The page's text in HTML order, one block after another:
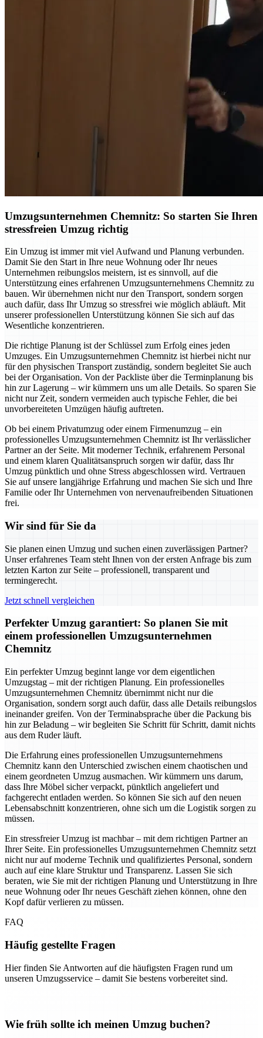
Umzugsunternehmen Chemnitz: So starten Sie Ihren
stressfreien Umzug richtig
Ein Umzug ist immer mit viel Aufwand und Planung verbunden.
Damit Sie den Start in Ihre neue Wohnung oder Ihr neues
Unternehmen reibungslos meistern, ist es sinnvoll, auf die
Unterstützung eines erfahrenen Umzugsunternehmens Chemnitz zu
bauen. Wir übernehmen nicht nur den Transport, sondern sorgen
auch dafür, dass Ihr Umzug so stressfrei wie möglich abläuft. Mit
unserer professionellen Unterstützung können Sie sich auf das
Wesentliche konzentrieren.
Die richtige Planung ist der Schlüssel zum Erfolg eines jeden
Umzuges. Ein Umzugsunternehmen Chemnitz ist hierbei nicht nur
für den physischen Transport zuständig, sondern begleitet Sie auch
bei der Organisation. Von der Packliste über die Terminplanung bis
hin zur Lagerung – wir kümmern uns um alle Details. So sparen Sie
nicht nur Zeit, sondern vermeiden auch typische Fehler, die bei
unvorbereiteten Umzügen häufig auftreten.
Ob bei einem Privatumzug oder einem Firmenumzug – ein
professionelles Umzugsunternehmen Chemnitz ist Ihr verlässlicher
Partner an der Seite. Mit moderner Technik, erfahrenem Personal
und einem klaren Qualitätsanspruch sorgen wir dafür, dass Ihr
Umzug pünktlich und ohne Stress abgeschlossen wird. Vertrauen
Sie auf unsere langjährige Erfahrung und machen Sie sich und Ihre
Familie oder Ihr Unternehmen von nervenaufreibenden Situationen
frei.
Wir sind für Sie da
Sie planen einen Umzug und suchen einen zuverlässigen Partner?
Unser erfahrenes Team steht Ihnen von der ersten Anfrage bis zum
letzten Karton zur Seite – professionell, transparent und
termingerecht.
Jetzt schnell vergleichen
Perfekter Umzug garantiert: So planen Sie mit
einem professionellen Umzugsunternehmen
Chemnitz
Ein perfekter Umzug beginnt lange vor dem eigentlichen
Umzugstag – mit der richtigen Planung. Ein professionelles
Umzugsunternehmen Chemnitz übernimmt nicht nur die
Organisation, sondern sorgt auch dafür, dass alle Details reibungslos
ineinander greifen. Von der Terminabsprache über die Packung bis
hin zur Beladung – wir begleiten Sie Schritt für Schritt, damit nichts
aus dem Ruder läuft.
Die Erfahrung eines professionellen Umzugsunternehmens
Chemnitz kann den Unterschied zwischen einem chaotischen und
einem geordneten Umzug ausmachen. Wir kümmern uns darum,
dass Ihre Möbel sicher verpackt, pünktlich angeliefert und
fachgerecht entladen werden. So können Sie sich auf den neuen
Lebensabschnitt konzentrieren, ohne sich um die Logistik sorgen zu
müssen.
Ein stressfreier Umzug ist machbar – mit dem richtigen Partner an
Ihrer Seite. Ein professionelles Umzugsunternehmen Chemnitz setzt
nicht nur auf moderne Technik und qualifiziertes Personal, sondern
auch auf eine klare Struktur und Transparenz. Lassen Sie sich
beraten, wie Sie mit der richtigen Planung und Unterstützung in Ihre
neue Wohnung oder Ihr neues Geschäft ziehen können, ohne den
Kopf dafür verlieren zu müssen.
FAQ
Häufig gestellte Fragen
Hier finden Sie Antworten auf die häufigsten Fragen rund um
unseren Umzugsservice – damit Sie bestens vorbereitet sind.
Wie früh sollte ich meinen Umzug buchen?